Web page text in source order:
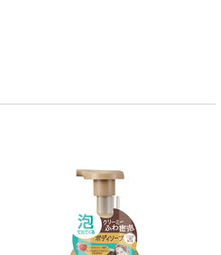
(50枚) 7-8011-
日本エンゼル シ
ャンプーハット